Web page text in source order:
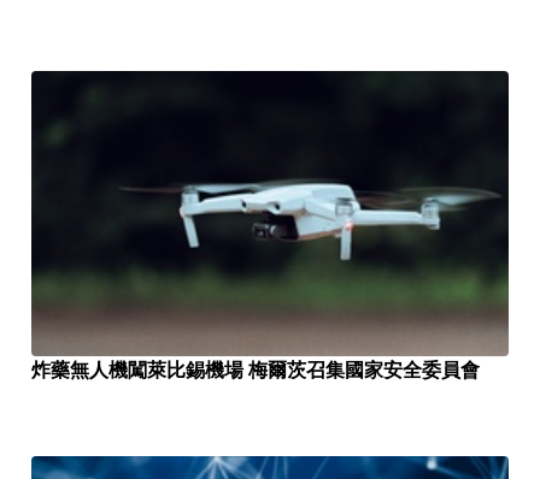
炸藥無人機闖萊比錫機場 梅爾茨召集國家安全委員會